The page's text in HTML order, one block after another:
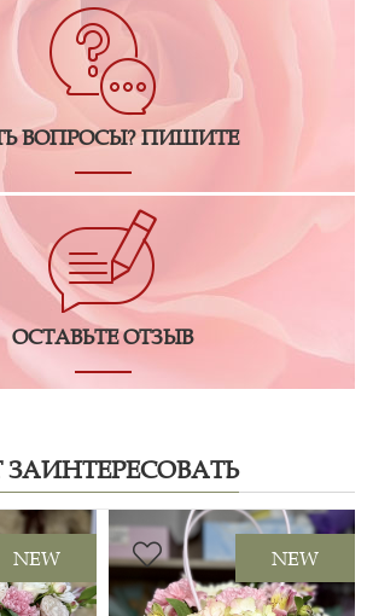
ВОПРОСЫ? ПИШИТЕ
ОСТАВЬТЕ ОТЗЫВ
NEW NEW